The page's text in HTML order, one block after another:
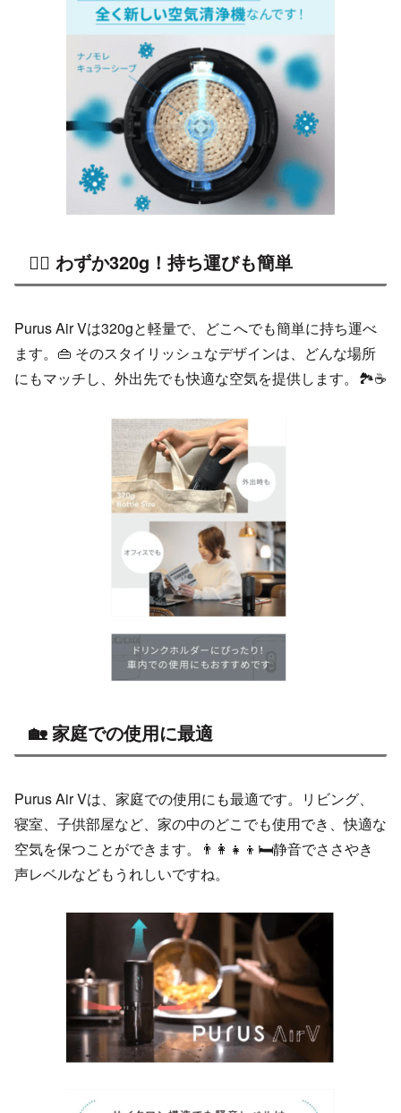
🏃‍♂️ わずか320g！持ち運びも簡単
Purus Air Vは320gと軽量で、どこへでも簡単に持ち運べ
ます。👜 そのスタイリッシュなデザインは、どんな場所
にもマッチし、外出先でも快適な空気を提供します。🏞️☕️
🏡 家庭での使用に最適
Purus Air Vは、家庭での使用にも最適です。リビング、
寝室、子供部屋など、家の中のどこでも使用でき、快適な
空気を保つことができます。👨‍👩‍👧‍👦🛏️静音でささやき
声レベルなどもうれしいですね。